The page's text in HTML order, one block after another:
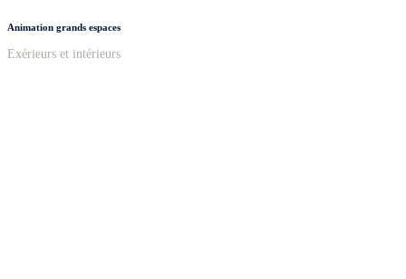
Animation grands espaces
Exérieurs et intérieurs